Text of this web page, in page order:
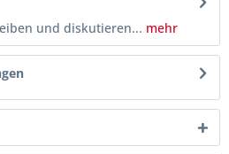
und diskutieren... mehr